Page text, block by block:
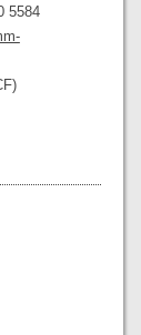
5584